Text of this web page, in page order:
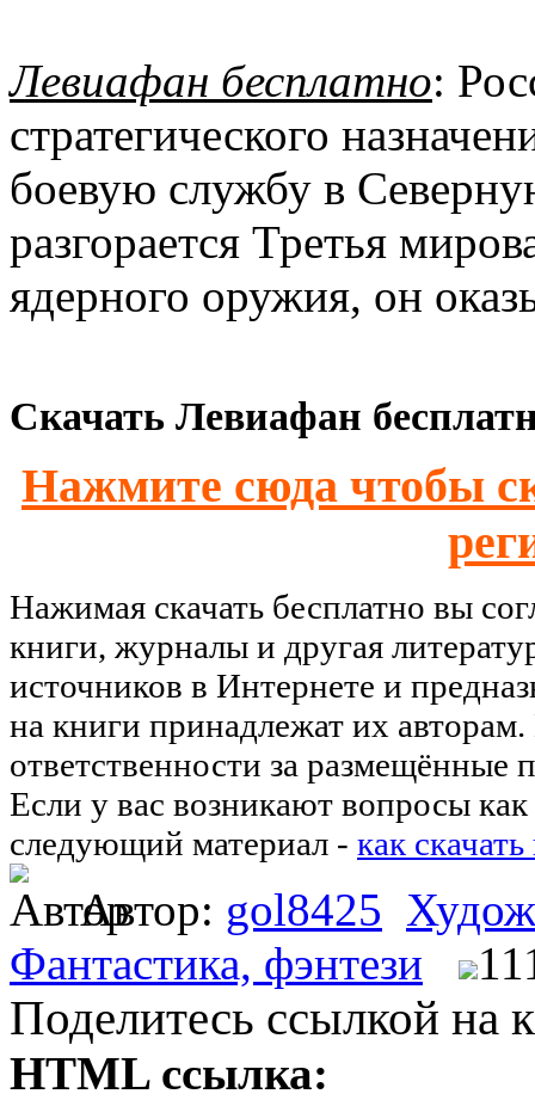
Левиафан бесплатно:
стратегического
боевую службу в
разгорается Третья
ядерного оружия, он
Скачать Левиафан
Нажмите сюда чтобы
Нажимая скачать бесплатно вы
книги, журналы и другая
источников в Интернете и
на книги принадлежат их
ответственности за размещённые
Если у вас возникают вопросы как
следующий материал - как
Автор: gol8425
Фантастика, фэнтези
Поделитесь ссылкой на
HTML ссылка: